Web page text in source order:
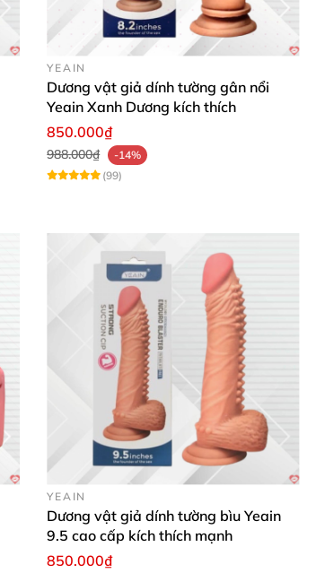
YEAIN
Dương vật giả dính tường gân nổi
Yeain Xanh Dương kích thích
850.000₫
988.000₫
-14%
(99)
YEAIN
Dương vật giả dính tường bìu Yeain
9.5 cao cấp kích thích mạnh
850.000₫